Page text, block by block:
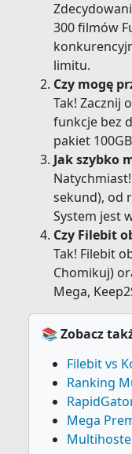
300 filmów
limitu.
Czy mogę
Tak! Zacznij
funkcje bez
pakiet
Jak szybko
sekund), od
System jest
Czy Filebit
Tak! Filebit
Chomikuj)
Mega,
📚 Zobacz
Filebit vs
Ranking
Mega